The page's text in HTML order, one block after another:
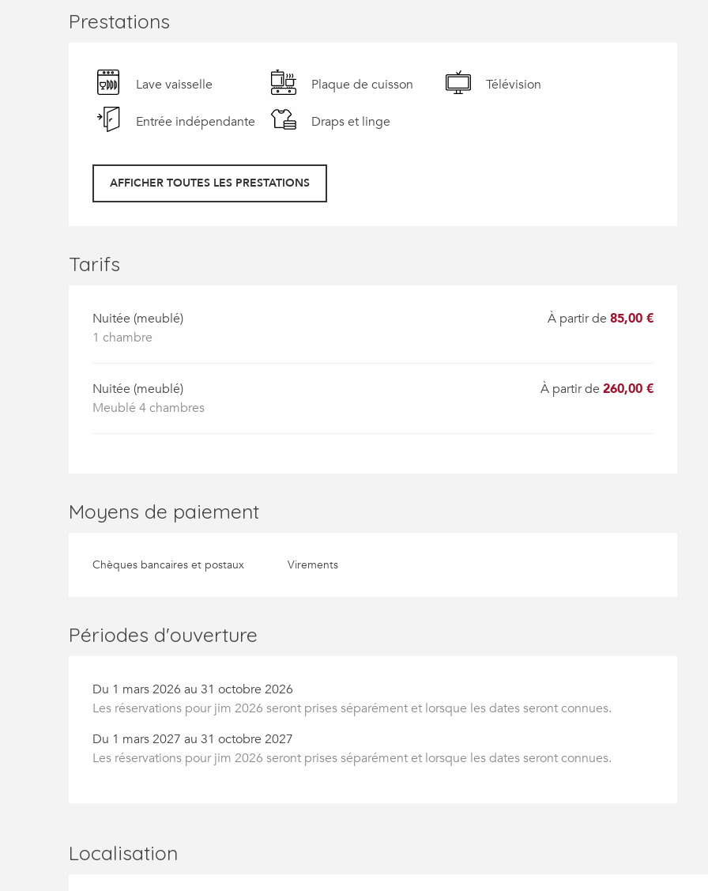
Prestations
Lave vaisselle Plaque de cuisson Télévision
Entrée indépendante Draps et linge
AFFICHER TOUTES LES PRESTATIONS
Tarifs
Nuitée (meublé)
1 chambre
À partir de85,00 €
Nuitée (meublé)
Meublé 4 chambres
À partir de260,00 €
Moyens de paiement
Chèques bancaires et postaux Virements
Périodes d'ouverture
Du 1 mars 2026 au 31 octobre 2026
Les réservations pour jim 2026 seront prises séparément et lorsque les dates seront connues.
Du 1 mars 2027 au 31 octobre 2027
Les réservations pour jim 2026 seront prises séparément et lorsque les dates seront connues.
Localisation